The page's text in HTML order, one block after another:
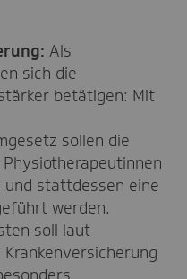
Als
sich die
betätigen: Mit
sollen die
stattdessen eine
werden.
soll laut